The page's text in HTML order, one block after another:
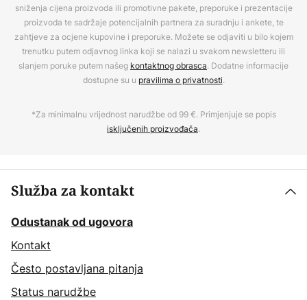
sniženja cijena proizvoda ili promotivne pakete, preporuke i prezentacije
proizvoda te sadržaje potencijalnih partnera za suradnju i ankete, te
zahtjeve za ocjene kupovine i preporuke. Možete se odjaviti u bilo kojem
trenutku putem odjavnog linka koji se nalazi u svakom newsletteru ili
slanjem poruke putem našeg kontaktnog obrasca. Dodatne informacije
dostupne su u pravilima o privatnosti.
*Za minimalnu vrijednost narudžbe od 99 €. Primjenjuje se popis
isključenih proizvođača.
Služba za kontakt
Odustanak od ugovora
Kontakt
Često postavljana pitanja
Status narudžbe